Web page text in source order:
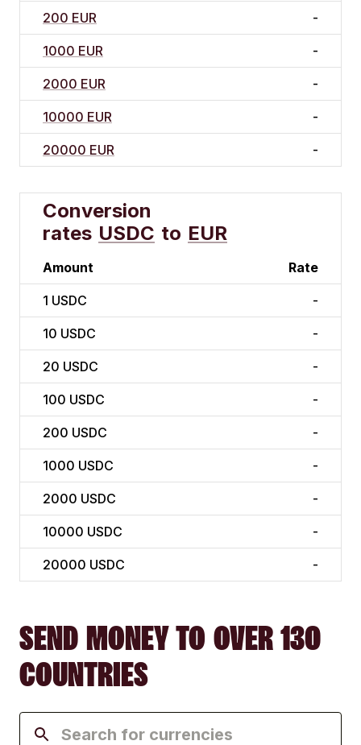
200 EUR -
1000 EUR -
2000 EUR -
10000 EUR -
20000 EUR -
Conversion
rates USDC to EUR
Amount Rate
1 USDC -
10 USDC -
20 USDC -
100 USDC -
200 USDC -
1000 USDC -
2000 USDC -
10000 USDC -
20000 USDC -
SEND MONEY TO OVER 130
COUNTRIES